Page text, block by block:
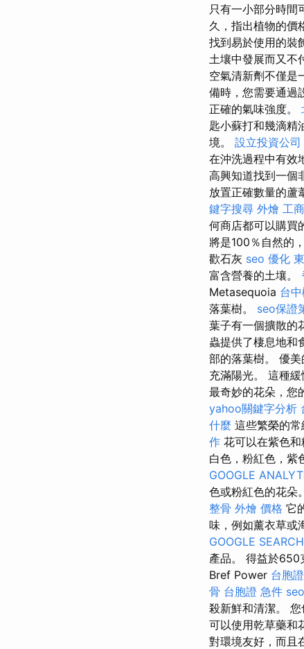
只有一小部分時間
久，指出植物的價
找到易於使用的裝
土壤中發展而又不
空氣清新劑不僅是
備時，您需要通過
正確的氣味強度。
匙小蘇打和幾滴精
境。 設立投資公司
在沖洗過程中有效
高興知道找到一個
放置正確數量的蘆
鍵字搜尋 外燴 工
何商店都可以購買
將是100％自然的
歡石灰 seo 優化
富含營養的土壤。
Metasequoia 台
落葉樹。 seo保證
葉子有一個擴散的
蟲提供了棲息地和
部的落葉樹。 優
充滿陽光。 這種
最奇妙的花朵，您
yahoo關鍵字分析
什麼 這些繁榮的
作 花可以在紫色
白色，粉紅色，紫
GOOGLE
色或粉紅色的花朵
整骨 外燴 價格 它
味，例如薰衣草或
GOOGLE
產品。 得益於650
Bref Power 台胞
骨 台胞證 急件
殺新鮮和清潔。
可以使用乾草藥和
對環境友好，而且